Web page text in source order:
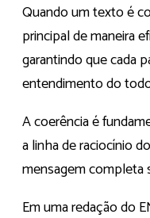
Quando um texto é
principal de maneira
garantindo que cada
entendimento do
A coerência é
a linha de raciocínio
mensagem completa
Em uma redação do